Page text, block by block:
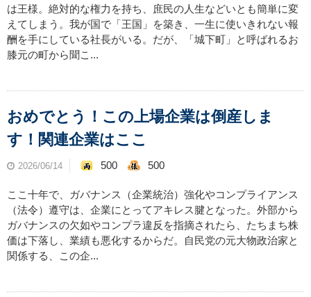
は王様。絶対的な権力を持ち、庶民の人生などいとも簡単に変
えてしまう。我が国で「王国」を築き、一生に使いきれない報
酬を手にしている社長がいる。だが、「城下町」と呼ばれるお
膝元の町から聞こ...
おめでとう！この上場企業は倒産しま
す！関連企業はここ
2026/06/14 500 500
ここ十年で、ガバナンス（企業統治）強化やコンプライアンス
（法令）遵守は、企業にとってアキレス腱となった。外部から
ガバナンスの欠如やコンプラ違反を指摘されたら、たちまち株
価は下落し、業績も悪化するからだ。自民党の元大物政治家と
関係する、この企...